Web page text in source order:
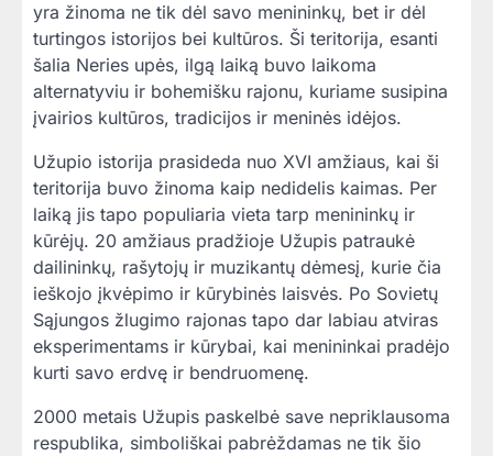
yra žinoma ne tik dėl savo menininkų, bet ir dėl
turtingos istorijos bei kultūros. Ši teritorija, esanti
šalia Neries upės, ilgą laiką buvo laikoma
alternatyviu ir bohemišku rajonu, kuriame susipina
įvairios kultūros, tradicijos ir meninės idėjos.
Užupio istorija prasideda nuo XVI amžiaus, kai ši
teritorija buvo žinoma kaip nedidelis kaimas. Per
laiką jis tapo populiaria vieta tarp menininkų ir
kūrėjų. 20 amžiaus pradžioje Užupis patraukė
dailininkų, rašytojų ir muzikantų dėmesį, kurie čia
ieškojo įkvėpimo ir kūrybinės laisvės. Po Sovietų
Sąjungos žlugimo rajonas tapo dar labiau atviras
eksperimentams ir kūrybai, kai menininkai pradėjo
kurti savo erdvę ir bendruomenę.
2000 metais Užupis paskelbė save nepriklausoma
respublika, simboliškai pabrėždamas ne tik šio